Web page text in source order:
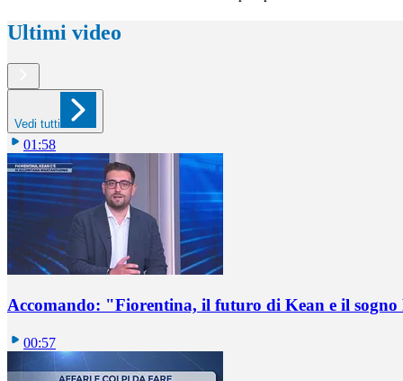
Ultimi video
Vedi tutti
01:58
Accomando: "Fiorentina, il futuro di Kean e il sogno
00:57